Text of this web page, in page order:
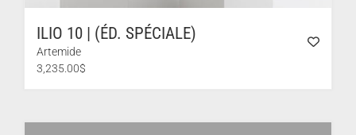
ILIO 10 | (ÉD. SPÉCIALE)
Artemide
3,235.00$